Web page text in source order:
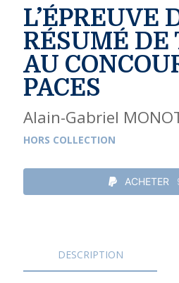
L’ÉPREUVE
RÉSUMÉ DE
AU
PACES
Alain-Gabriel
HORS COLLECTION
ACHETER
DESCRIPTION